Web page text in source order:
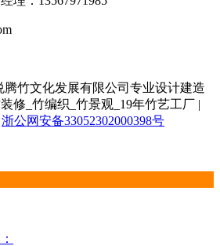
腾竹文化发展有限公司专业设计建造
修_竹编织_竹景观_19年竹艺工厂 |
浙公网安备33052302000398号